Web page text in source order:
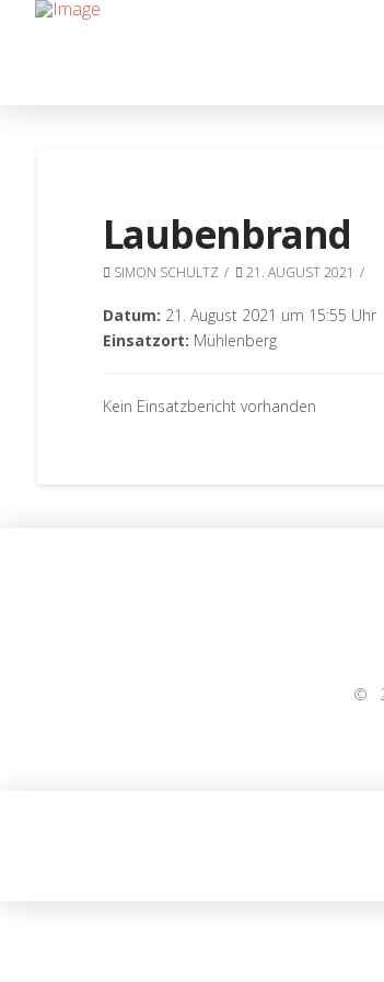
Laubenbrand
SIMON SCHULTZ 21. AUGUST 2021
Datum: 21. August 2021 um 15:55 Uhr
Einsatzort: Mühlenberg
Kein Einsatzbericht vorhanden
©